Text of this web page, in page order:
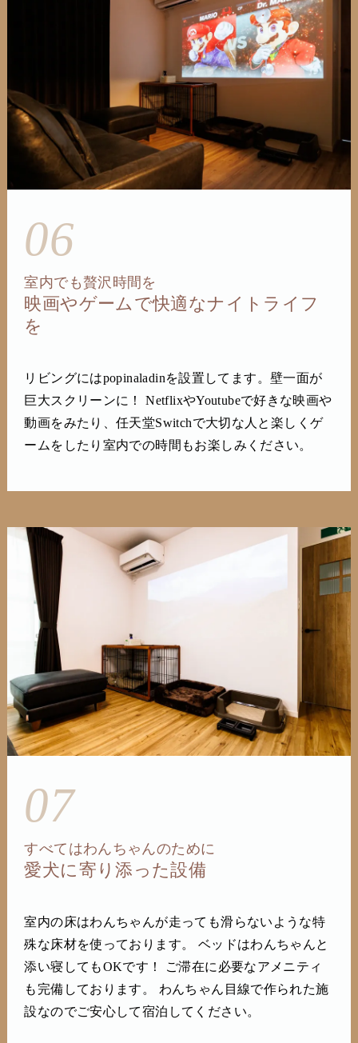
06
室内でも贅沢時間を
映画やゲームで快適なナイトライフ
を
リビングにはpopinaladinを設置してます。壁一面が
巨大スクリーンに！ NetflixやYoutubeで好きな映画や
動画をみたり、任天堂Switchで大切な人と楽しくゲ
ームをしたり室内での時間もお楽しみください。
07
すべてはわんちゃんのために
愛犬に寄り添った設備
室内の床はわんちゃんが走っても滑らないような特
殊な床材を使っております。 ベッドはわんちゃんと
添い寝してもOKです！ ご滞在に必要なアメニティ
も完備しております。 わんちゃん目線で作られた施
設なのでご安心して宿泊してください。